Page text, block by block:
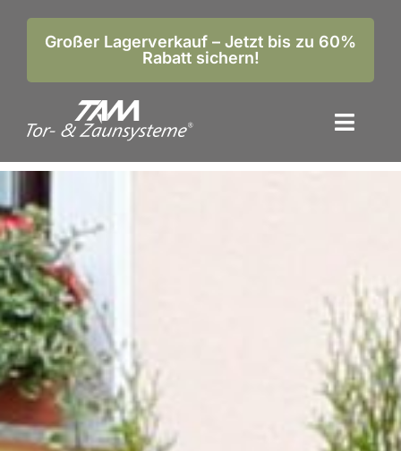
Großer Lagerverkauf – Jetzt bis zu 60%
Rabatt sichern!
Toggle
Home
Produkte
Bilder-Galerie
Unternehmen
Kontakt
Anfrageformular
Downloads